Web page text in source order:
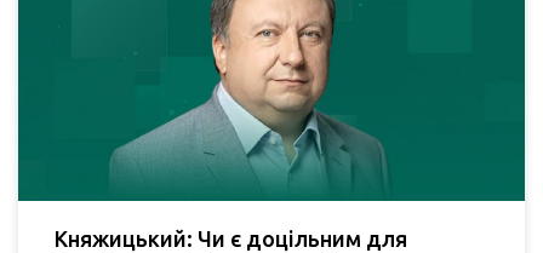
Княжицький: Чи є доцільним для